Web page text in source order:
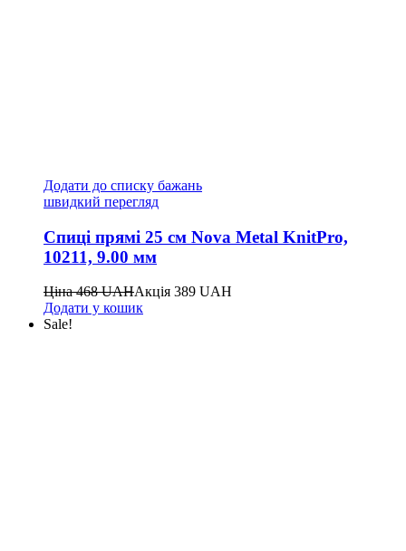
Додати до списку бажань
швидкий перегляд
Спиці прямі 25 см Nova Metal KnitPro,
10211, 9.00 мм
Ціна468UAHАкція 389 UAH
Додати у кошик
Sale!